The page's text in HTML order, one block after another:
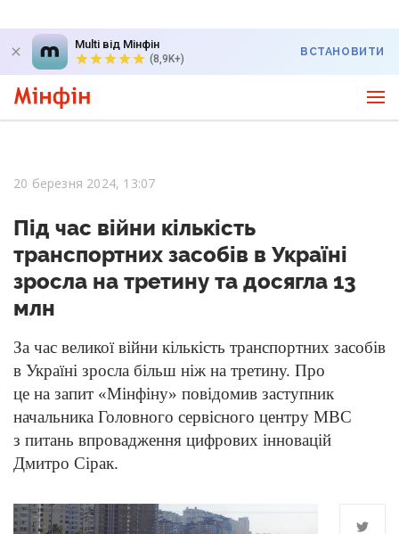
Multi від Мінфін
(8,9K+)
ВСТАНОВИТИ
20 березня 2024, 13:07
Під час війни кількість
транспортних засобів в Україні
зросла на третину та досягла 13
млн
За час великої війни кількість транспортних засобів
в Україні зросла більш ніж на третину. Про
це на запит «Мінфіну» повідомив заступник
начальника Головного сервісного центру МВС
з питань впровадження цифрових інновацій
Дмитро Сірак.